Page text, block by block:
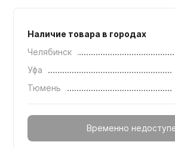
Наличие товара в городах
Челябинск
Уфа
Тюмень
Временно